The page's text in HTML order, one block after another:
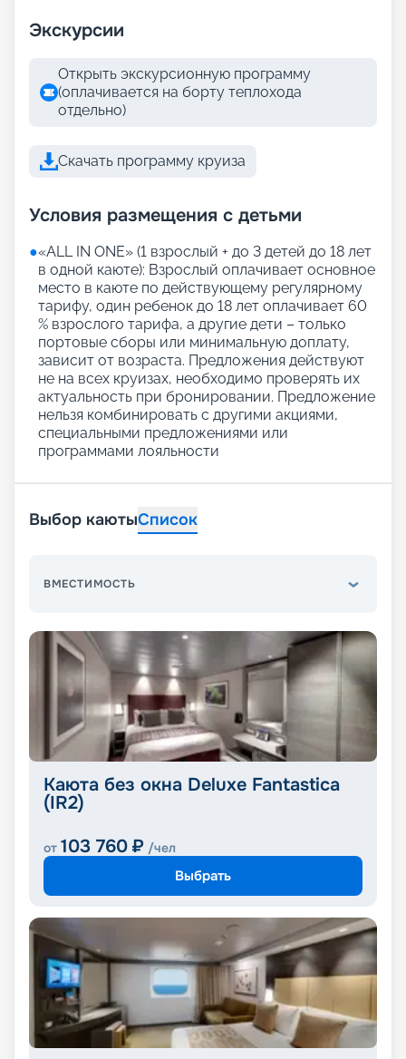
Экскурсии
Открыть экскурсионную программу
(оплачивается на борту теплохода
отдельно)
Скачать программу круиза
Условия размещения с детьми
●«АLL IN ONE» (1 взрослый + до 3 детей до 18 лет
в одной каюте): Взрослый оплачивает основное
место в каюте по действующему регулярному
тарифу, один ребенок до 18 лет оплачивает 60
% взрослого тарифа, а другие дети – только
портовые сборы или минимальную доплату,
зависит от возраста. Предложения действуют
не на всех круизах, необходимо проверять их
актуальность при бронировании. Предложение
нельзя комбинировать с другими акциями,
специальными предложениями или
программами лояльности
Выбор каютыСписок
ВМЕСТИМОСТЬ
Каюта без окна Deluxe Fantastica
(IR2)
от 103 760 ₽ /чел
Выбрать